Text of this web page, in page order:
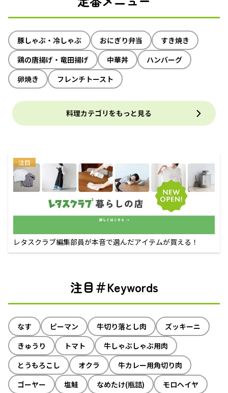
豚しゃぶ・冷しゃぶ おにぎり弁当
すき焼き
鶏の唐揚げ・竜田揚げ
中華丼
ハンバーグ
卵焼き
フレンチトースト
料理カテゴリをもっと見る
注目
レタスクラブ編集部員が本音で選んだアイテムが買える！
注目＃Keywords
なす ピーマン 牛切り落とし肉
ズッキーニ
きゅうり
トマト
牛しゃぶしゃぶ用肉
とうもろこし
オクラ
牛カレー用角切り肉
ゴーヤー
塩鮭 なめたけ(瓶詰) モロヘイヤ